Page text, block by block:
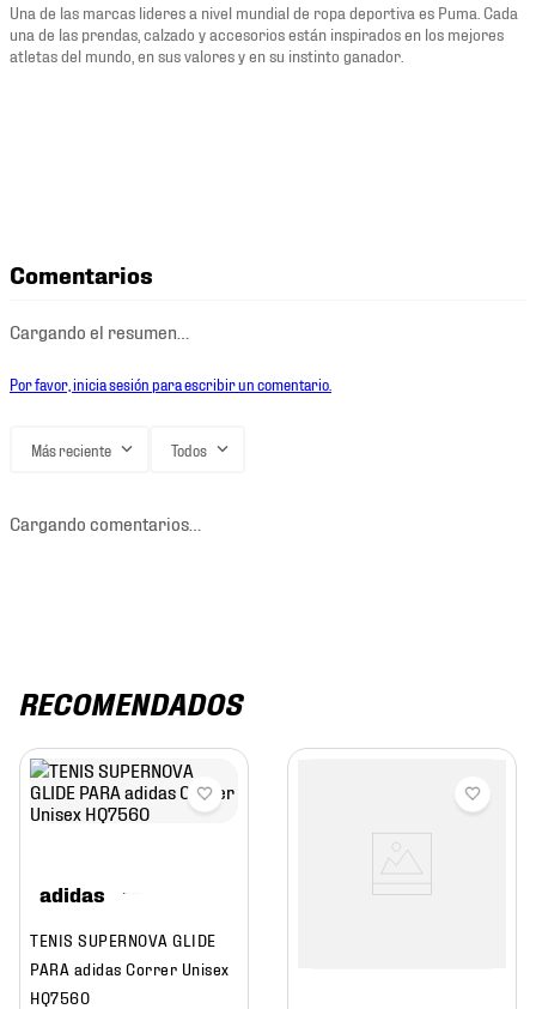
Una de las marcas lideres a nivel mundial de ropa deportiva es Puma. Cada
una de las prendas, calzado y accesorios están inspirados en los mejores
atletas del mundo, en sus valores y en su instinto ganador.
Comentarios
Cargando el resumen…
Por favor, inicia sesión para escribir un comentario.
Más reciente Todos
Cargando comentarios…
RECOMENDADOS
adidas
TENIS SUPERNOVA GLIDE
PARA adidas Correr Unisex
HQ7560